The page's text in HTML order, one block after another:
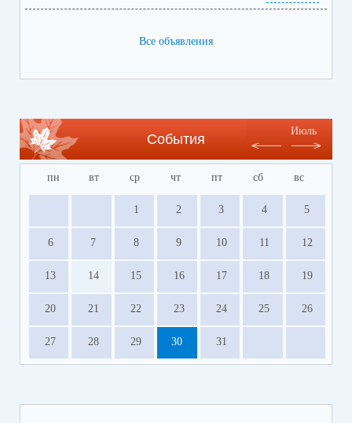
Все объявления
События
Июль
пн вт ср чт пт сб вс
1 2 3 4 5
6 7 8 9 10 11 12
13 14 15 16 17 18 19
20 21 22 23 24 25 26
27 28 29 30 31